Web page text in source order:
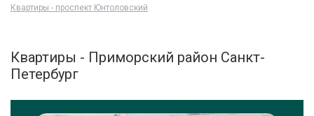
Квартиры - проспект Юнтоловский
Квартиры - Приморский район Санкт-
Петербург